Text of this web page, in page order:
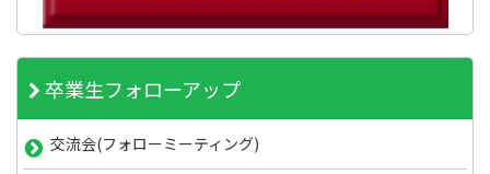
卒業生フォローアップ
交流会(フォローミーティング)